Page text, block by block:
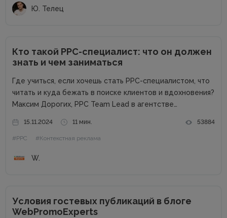
Ю. Телец
Кто такой PPC-специалист: что он должен
знать и чем заниматься
Где учиться, если хочешь стать РРС-специалистом, что
читать и куда бежать в поиске клиентов и вдохновения?
Максим Дорогих, РРС Team Lead в агентстве
рассказал о профессии специалиста по контекстной
рекламе и дал ответы...
15.11.2024 11 мин. 53884
#PPC #Контекстная реклама
W.
Условия гостевых публикаций в блоге
WebPromoExperts